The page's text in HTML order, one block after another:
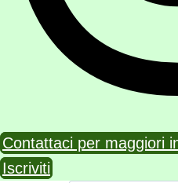
Contattaci per maggiori
Iscriviti